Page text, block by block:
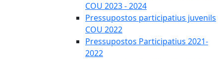
COU 2023 - 2024
Pressupostos participatius juvenils
COU 2022
Pressupostos Participatius 2021-
2022